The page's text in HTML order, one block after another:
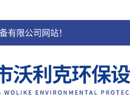
有限公司网站！